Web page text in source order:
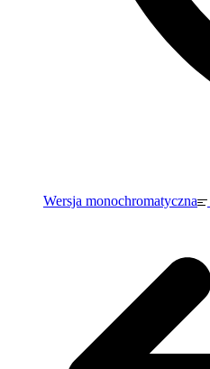
Wersja monochromatyczna